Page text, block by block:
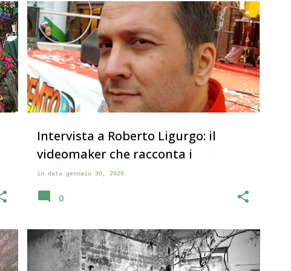
Intervista a Roberto Ligurgo: il
videomaker che racconta i
Carnevali d'Italia
in data gennaio 30, 2020
MASSAFRA STORIE DI VITA
0
MASSAFRA STORIE DI VITA